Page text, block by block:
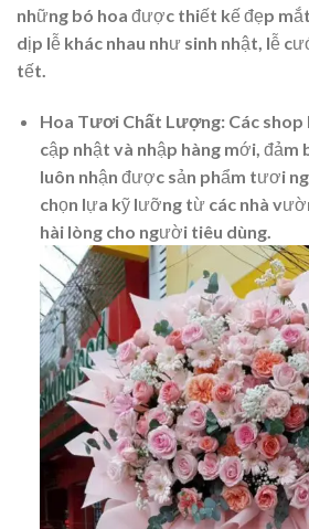
những bó hoa được thiết kế đẹp
dịp lễ khác nhau như sinh nhật, lễ
tết.
Hoa Tươi Chất Lượng:Các shop
cập nhật và nhập hàng mới, đảm
luôn nhận được sản phẩm tươi
chọn lựa kỹ lưỡng từ các nhà
hài lòng cho người tiêu dùng.